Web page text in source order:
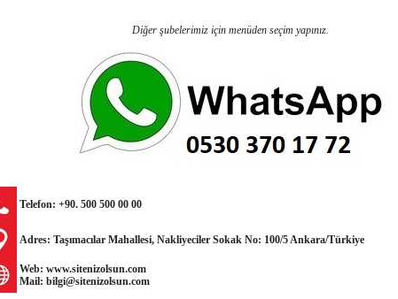
Diğer şubelerimiz için menüden seçim yapınız.
Telefon: +90. 500 500 00 00
Adres: Taşımacılar Mahallesi, Nakliyeciler Sokak No: 100/5 Ankara/Türkiye
Web: www.sitenizolsun.com
Mail: bilgi@sitenizolsun.com